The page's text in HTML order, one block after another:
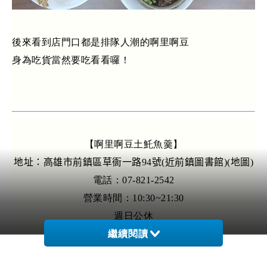
後來看到店門口都是排隊人潮的啊里啊豆
身為吃貨當然要吃看看囉！
【啊里啊豆土魠魚羹】
地址：高雄市前鎮區草衙一路94號(近前鎮圖書館)(地圖 )
電話：07-821-2542
營業時間：10:30~21:30
週日公休
繼續閱讀